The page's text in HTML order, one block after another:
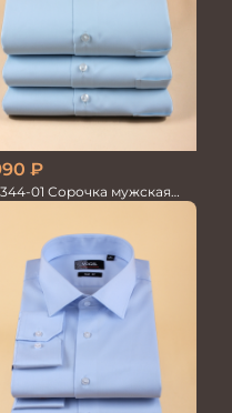
₽
01 Сорочка мужская